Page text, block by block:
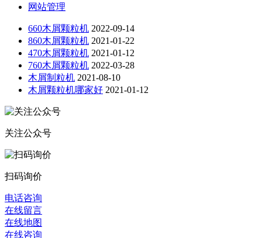
网站管理
660木屑颗粒机 2022-09-14
860木屑颗粒机 2021-01-22
470木屑颗粒机 2021-01-12
760木屑颗粒机 2022-03-28
木屑制粒机 2021-08-10
木屑颗粒机哪家好 2021-01-12
关注公众号
扫码询价
电话咨询
在线留言
在线地图
在线咨询